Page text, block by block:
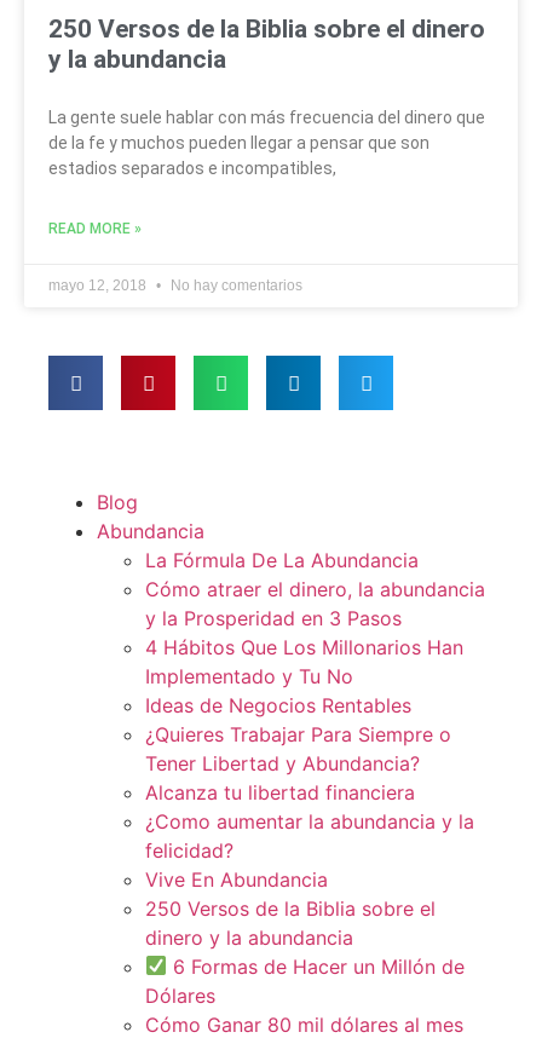
250 Versos de la Biblia sobre el dinero
y la abundancia
La gente suele hablar con más frecuencia del dinero que
de la fe y muchos pueden llegar a pensar que son
estadios separados e incompatibles,
READ MORE »
mayo 12, 2018 No hay comentarios
Blog
Abundancia
La Fórmula De La Abundancia
Cómo atraer el dinero, la abundancia
y la Prosperidad en 3 Pasos
4 Hábitos Que Los Millonarios Han
Implementado y Tu No
Ideas de Negocios Rentables
¿Quieres Trabajar Para Siempre o
Tener Libertad y Abundancia?
Alcanza tu libertad financiera
¿Como aumentar la abundancia y la
felicidad?
Vive En Abundancia
250 Versos de la Biblia sobre el
dinero y la abundancia
6 Formas de Hacer un Millón de
Dólares
Cómo Ganar 80 mil dólares al mes